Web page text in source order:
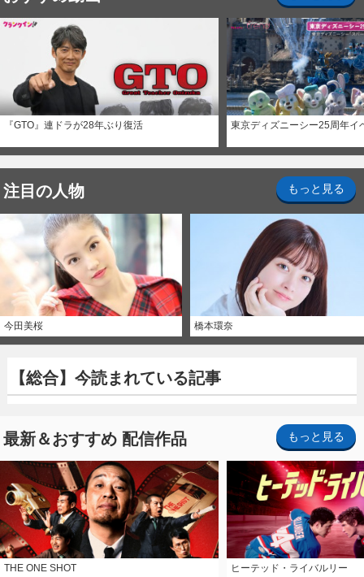
『GTO』連ドラが28年ぶり復活 東京ディズニーシー25周年イ
注目の人物 もっと見る
今田美桜 橋本環奈
【総合】今読まれている記事
最新＆おすすめ 配信作品 もっと見る
THE ONE SHOT
ヒーテッド・ライバルリー